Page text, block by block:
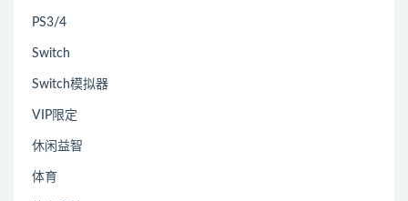
PS3/4
Switch
Switch模拟器
VIP限定
休闲益智
体育